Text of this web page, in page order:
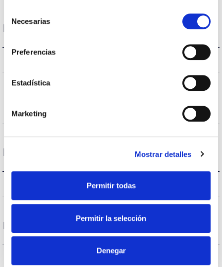
de Necesarias
Preferencias
Estadística
Marketing
Mostrar detalles
Permitir todas
Permitir la selección
Denegar
Housing and Finish
IP66
Body color 9007
Body AL iap
Performance
102.740lm
Life
L90B10>154.000h